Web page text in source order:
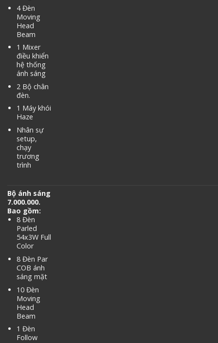
4 Đèn
Moving
Head
Beam
1 Mixer
điều khiển
hệ thống
ánh sáng
2 Bộ chân
đèn.
1 Máy khói
Haze
Nhân sự
setup,
chạy
trương
trình
Bộ ánh sáng
7.000.000.
Bao gồm:
8 Đèn
Parled
54x3W Full
Color
8 Đèn Par
COB ánh
sáng mặt
10 Đèn
Moving
Head
Beam
1 Đèn
Follow